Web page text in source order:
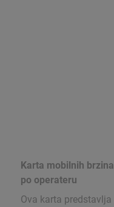
Karta mobilnih brzina
po operateru
Ova karta predstavlja